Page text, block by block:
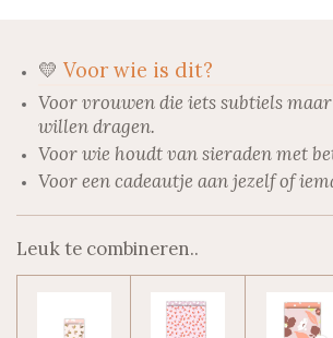
💛 Voor wie is dit?
Voor vrouwen die iets subtiels
willen dragen.
Voor wie houdt van sieraden met
Voor een cadeautje aan jezelf of
Leuk te combineren..